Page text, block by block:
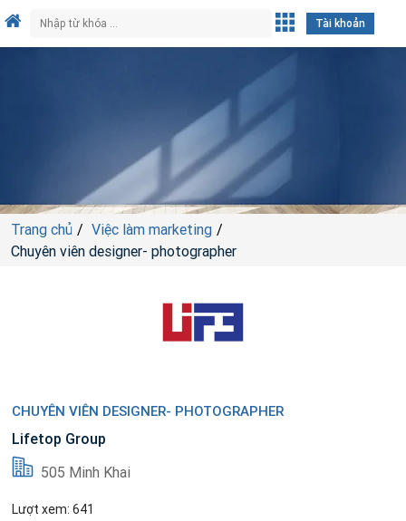
Tài khoản
Trang chủ
Việc làm marketing
Chuyên viên designer- photographer
CHUYÊN VIÊN DESIGNER- PHOTOGRAPHER
Lifetop Group
505 Minh Khai
Lượt xem: 641